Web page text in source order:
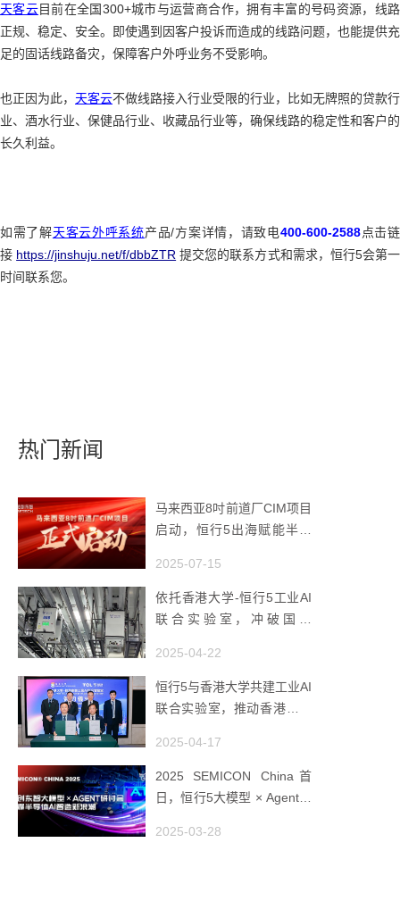
天客云目前在全国300+城市与运营商合作，拥有丰富的号码资源，线路
正规、稳定、安全。即使遇到因客户投诉而造成的线路问题，也能提供充
足的固话线路备灾，保障客户外呼业务不受影响。
也正因为此， 天客云不做线路接入行业受限的行业，比如无牌照的贷款行
业、酒水行业、保健品行业、收藏品行业等，确保线路的稳定性和客户的
长久利益。
如需了解天客云外呼系统产品/方案详情，请致电400-600-2588点击链
接 https://jinshuju.net/f/dbbZTR 提交您的联系方式和需求，恒行5会第一
时间联系您。
热门新闻
马来西亚8吋前道厂CIM项目
启动，恒行5出海赋能半导
2025-07-15
依托香港大学-恒行5工业AI
联合实验室，冲破国产
2025-04-22
恒行5与香港大学共建工业AI
联合实验室，推动香港成为
2025-04-17
2025 SEMICON China首
日，恒行5大模型 × Agent研
潮
2025-03-28